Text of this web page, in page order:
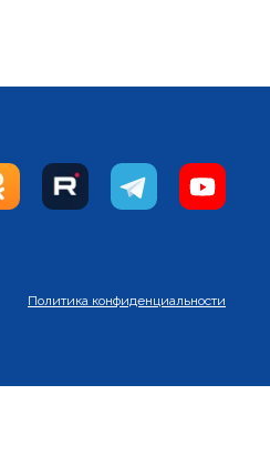
Политика конфиденциальности